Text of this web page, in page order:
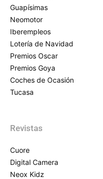
Guapísimas
Neomotor
Iberempleos
Lotería de Navidad
Premios Oscar
Premios Goya
Coches de Ocasión
Tucasa
Revistas
Cuore
Digital Camera
Neox Kidz